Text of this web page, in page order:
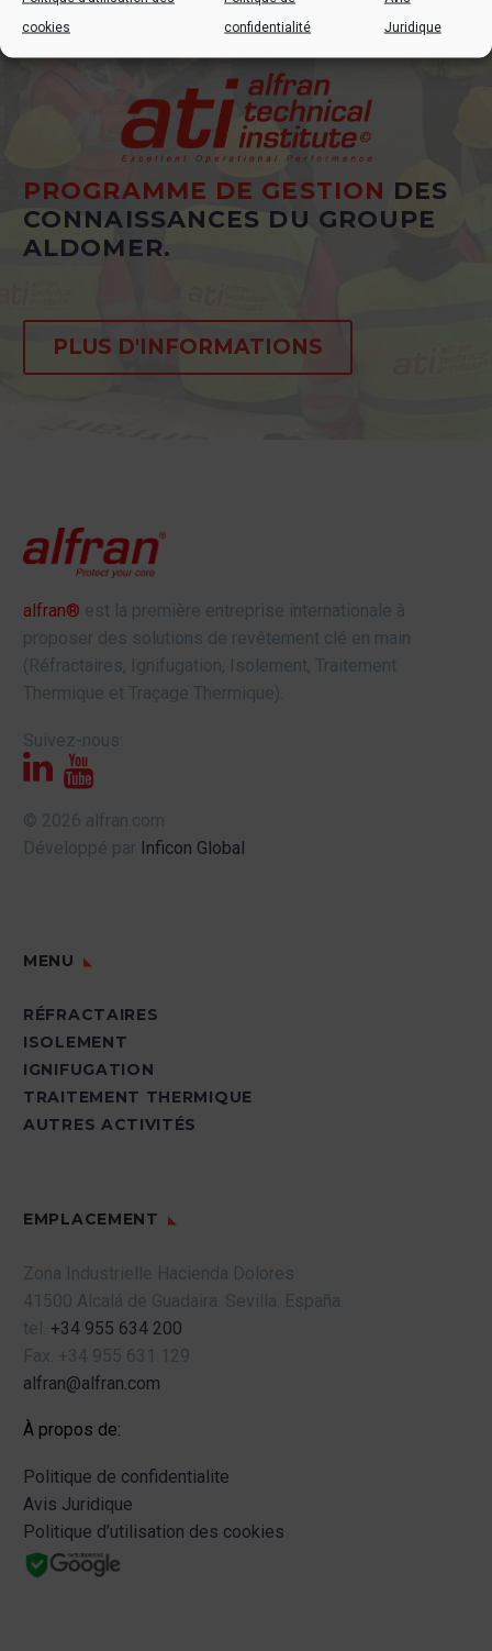
cookies
confidentialité
Juridique
services.
PROGRAMME DE GESTION DES
CONNAISSANCES DU GROUPE
ALDOMER.
PLUS D'INFORMATIONS
alfran® est la première entreprise internationale à
proposer des solutions de revêtement clé en main
(Réfractaires, Ignifugation, Isolement, Traitement
Thermique et Traçage Thermique).
Suivez-nous:
© 2026 alfran.com
Développé par Inficon Global
MENU
RÉFRACTAIRES
ISOLEMENT
IGNIFUGATION
TRAITEMENT THERMIQUE
AUTRES ACTIVITÉS
EMPLACEMENT
Zona Industrielle Hacienda Dolores
41500 Alcalá de Guadaira. Sevilla. España.
tel. +34 955 634 200
Fax. +34 955 631 129
alfran@alfran.com
À propos de:
Politique de confidentialite
Avis Juridique
Politique d’utilisation des cookies